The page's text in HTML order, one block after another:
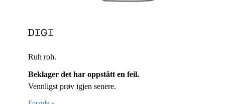
Ruh roh.
Beklager det har oppstått en feil.
Vennligst prøv igjen senere.